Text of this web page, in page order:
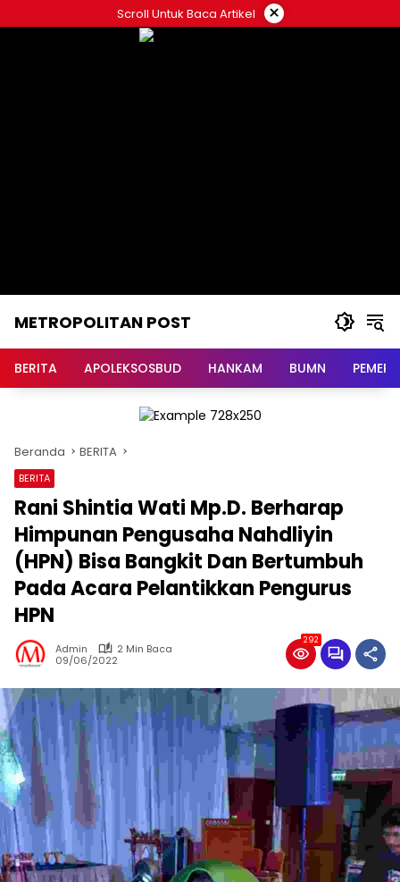
ke
Scroll Untuk Baca Artikel ×
METROPOLITAN POST
BERITA APOLEKSOSBUD HANKAM BUMN
Beranda BERITA
BERITA
Rani Shintia Wati Mp.D. Berharap
Himpunan Pengusaha Nahdliyin
(HPN) Bisa Bangkit Dan Bertumbuh
Pada Acara Pelantikkan Pengurus
HPN
Admin
2 Min Baca
09/06/2022
292